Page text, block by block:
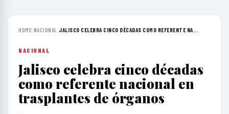
HOME›NACIONAL ›JALISCO CELEBRA CINCO DÉCADAS COMO REFERENTE NA...
NACIONAL
Jalisco celebra cinco décadas
como referente nacional en
trasplantes de órganos